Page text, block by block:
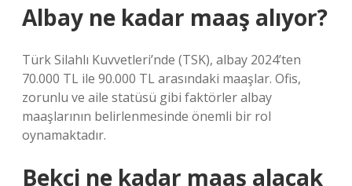
Albay ne kadar maaş alıyor?
Türk Silahlı Kuvvetleri’nde (TSK), albay 2024’ten
70.000 TL ile 90.000 TL arasındaki maaşlar. Ofis,
zorunlu ve aile statüsü gibi faktörler albay
maaşlarının belirlenmesinde önemli bir rol
oynamaktadır.
Bekci ne kadar maaş alacak